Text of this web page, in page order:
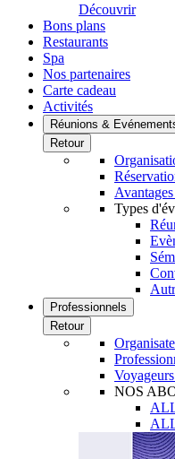
Découvrir
Bons plans
Restaurants
Spa
Nos partenaires
Carte cadeau
Activités
Réunions &
Retour
Types
Professionnels
Retour
NOS